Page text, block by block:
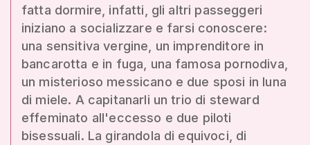
fatta dormire, infatti, gli altri passeggeri
iniziano a socializzare e farsi conoscere:
una sensitiva vergine, un imprenditore in
bancarotta e in fuga, una famosa pornodiva,
un misterioso messicano e due sposi in luna
di miele. A capitanarli un trio di steward
effeminato all'eccesso e due piloti
bisessuali. La girandola di equivoci, di